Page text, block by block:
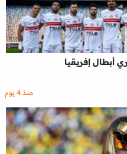
منذ 4 يوم